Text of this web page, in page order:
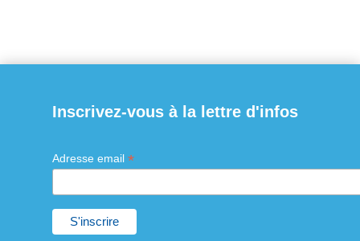
Inscrivez-vous à la lettre d'infos
Adresse email *